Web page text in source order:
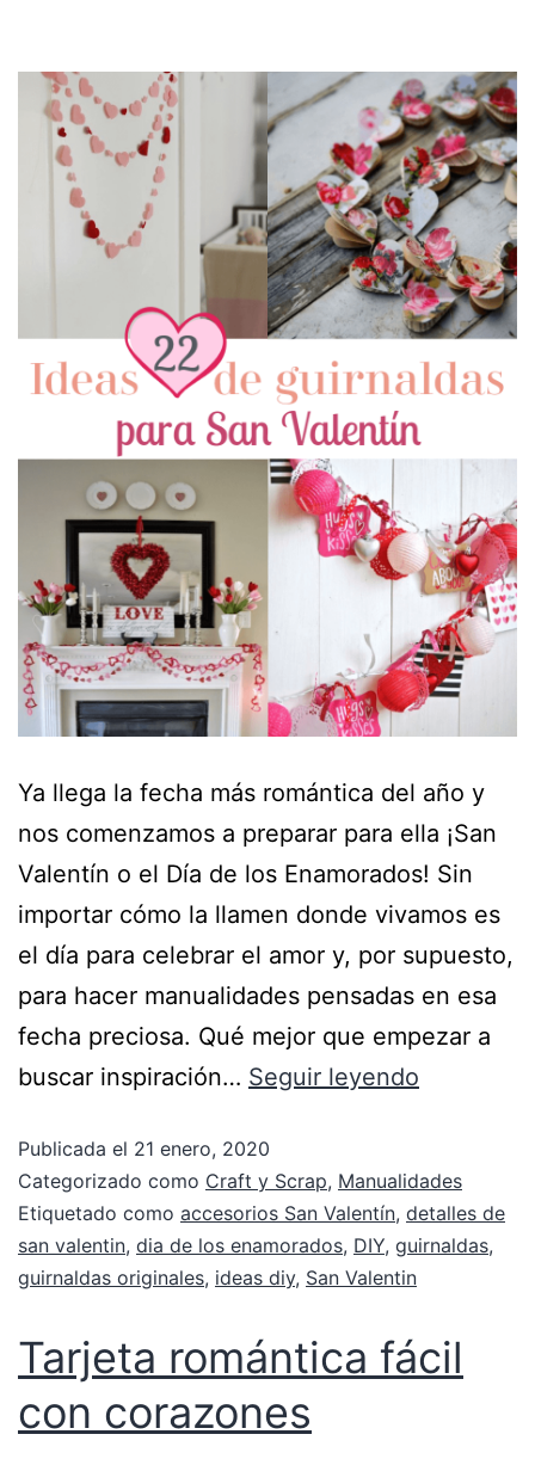
Ya llega la fecha más romántica del año y
nos comenzamos a preparar para ella ¡San
Valentín o el Día de los Enamorados! Sin
importar cómo la llamen donde vivamos es
el día para celebrar el amor y, por supuesto,
para hacer manualidades pensadas en esa
fecha preciosa. Qué mejor que empezar a
buscar inspiración… Seguir leyendo
Publicada el 21 enero, 2020
Categorizado como Craft y Scrap, Manualidades
Etiquetado como accesorios San Valentín, detalles de
san valentin, dia de los enamorados, DIY, guirnaldas,
guirnaldas originales, ideas diy, San Valentin
Tarjeta romántica fácil
con corazones